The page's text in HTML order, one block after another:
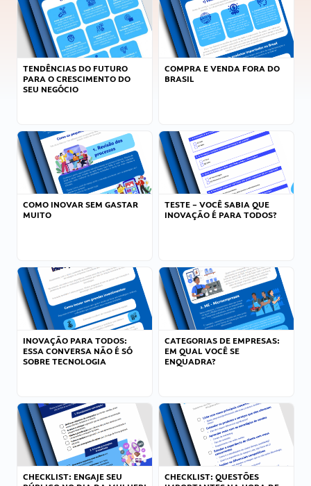
TENDÊNCIAS DO FUTURO
PARA O CRESCIMENTO DO
SEU NEGÓCIO
COMPRA E VENDA FORA DO
BRASIL
COMO INOVAR SEM GASTAR
MUITO
TESTE – VOCÊ SABIA QUE
INOVAÇÃO É PARA TODOS?
INOVAÇÃO PARA TODOS:
ESSA CONVERSA NÃO É SÓ
SOBRE TECNOLOGIA
CATEGORIAS DE EMPRESAS:
EM QUAL VOCÊ SE
ENQUADRA?
CHECKLIST: ENGAJE SEU
CHECKLIST: QUESTÕES